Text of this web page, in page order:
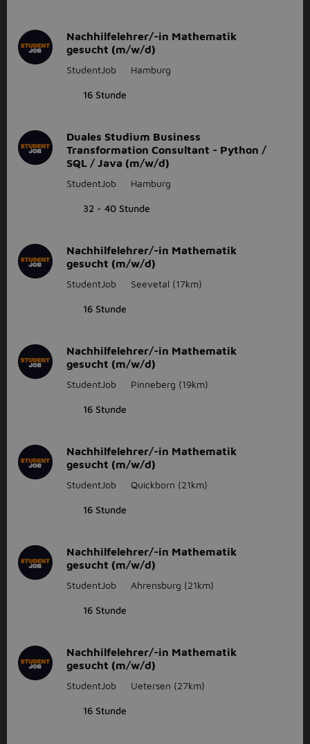
Nachhilfelehrer/-in Mathematik
gesucht (m/w/d)
StudentJob Hamburg
16 Stunde
Duales Studium Business
Transformation Consultant - Python /
SQL / Java (m/w/d)
StudentJob Hamburg
32 - 40 Stunde
Nachhilfelehrer/-in Mathematik
gesucht (m/w/d)
StudentJob Seevetal (17km)
16 Stunde
Nachhilfelehrer/-in Mathematik
gesucht (m/w/d)
StudentJob Pinneberg (19km)
16 Stunde
Nachhilfelehrer/-in Mathematik
gesucht (m/w/d)
StudentJob Quickborn (21km)
16 Stunde
Nachhilfelehrer/-in Mathematik
gesucht (m/w/d)
StudentJob Ahrensburg (21km)
16 Stunde
Nachhilfelehrer/-in Mathematik
gesucht (m/w/d)
StudentJob Uetersen (27km)
16 Stunde